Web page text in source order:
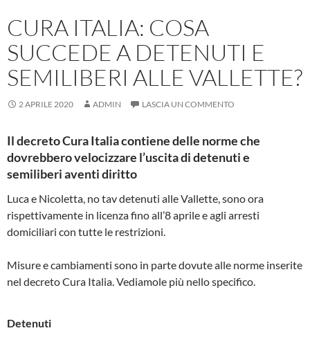
CURA ITALIA: COSA
SUCCEDE A DETENUTI E
SEMILIBERI ALLE VALLETTE?
2 APRILE 2020 ADMIN LASCIA UN COMMENTO
Il decreto Cura Italia contiene delle norme che
dovrebbero velocizzare l’uscita di detenuti e
semiliberi aventi diritto
Luca e Nicoletta, no tav detenuti alle Vallette, sono ora
rispettivamente in licenza fino all’8 aprile e agli arresti
domiciliari con tutte le restrizioni.
Misure e cambiamenti sono in parte dovute alle norme inserite
nel decreto Cura Italia. Vediamole più nello specifico.
Detenuti